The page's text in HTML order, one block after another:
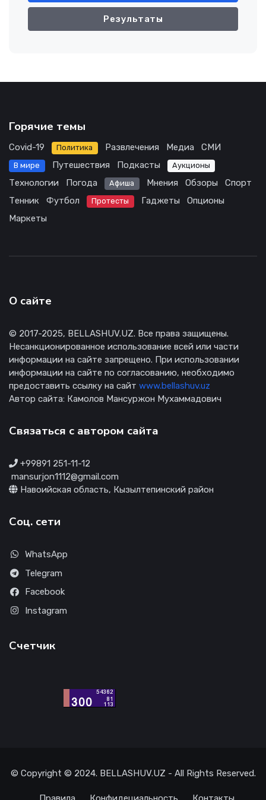
Результаты
Горячие темы
Covid-19 Политика Развлечения Медиа СМИ
В мире Путешествия Подкасты Аукционы
Технологии Погода Афиша Мнения Обзоры
Спорт
Тенник
Футбол Протесты Гаджеты
Опционы
Маркеты
О сайте
© 2017-2025, BELLASHUV.UZ. Все права защищены.
Несанкционированное использование всей или части
информации на сайте запрещено. При использовании
информации на сайте по согласованию, необходимо
предоставить ссылку на сайт www.bellashuv.uz
Автор сайта: Камолов Мансуржон Мухаммадович
Связаться с автором сайта
+99891 251-11-12
mansurjon1112@gmail.com
Навоийская область, Кызылтепинский район
Соц. сети
WhatsApp
Telegram
Facebook
Instagram
Счетчик
© Copyright © 2024. BELLASHUV.UZ - All Rights Reserved.